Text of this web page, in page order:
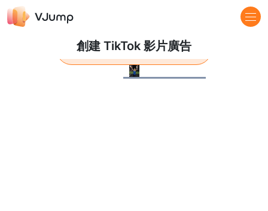
創建 TikTok 影片廣告
Pause
Loaded:
了解更多